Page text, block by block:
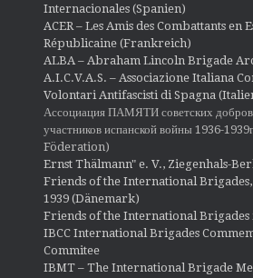
Internacionales (Spanien)
ACER – Les Amis des Combattants en
Républicaine (Frankreich)
ALBA – Abraham Lincoln Brigade
A.I.C.V.A.S. – Associazione Italiana
Volontari Antifascisti di Spagna
Ассоциация ПАМЯТИ советских
участников испанской войны 1936-
Föderation)
Ernst Thälmann" e. V., Ziegenhals-
Friends of the International Brigades,
1939 (Dänemark)
Friends of the International
IBCC International Brigades
Commitee
IBMT – The International Brigade